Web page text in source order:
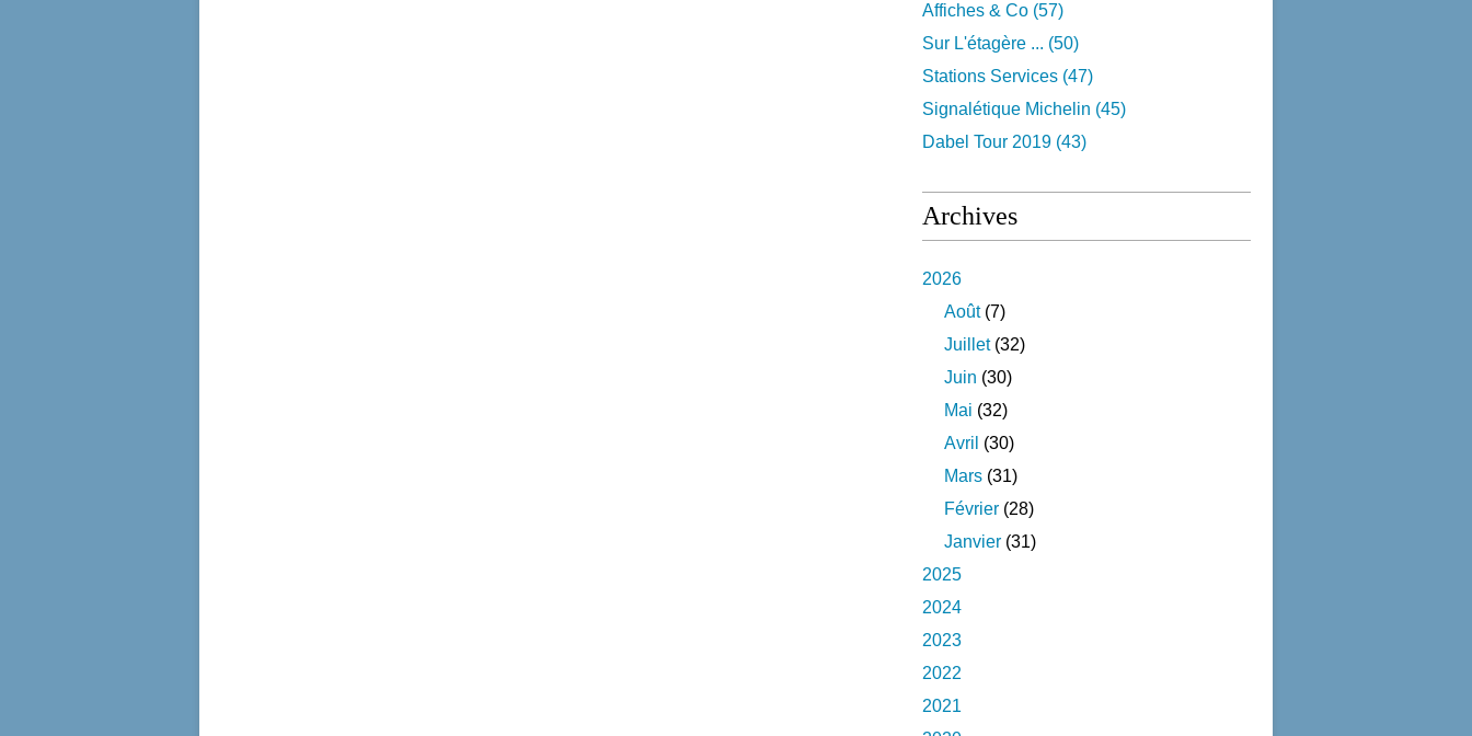
Affiches & Co (57)
Sur L'étagère ... (50)
Stations Services (47)
Signalétique Michelin (45)
Dabel Tour 2019 (43)
Archives
2026
Août(7)
Juillet(32)
Juin (30)
Mai (32)
Avril (30)
Mars (31)
Février (28)
Janvier (31)
2025
2024
2023
2022
2021